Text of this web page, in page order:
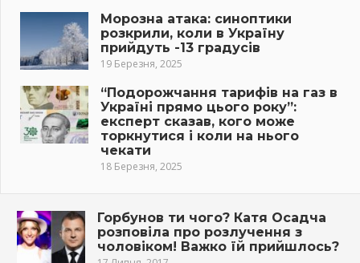
Морозна атака: синоптики
розкрили, коли в Україну
прийдуть -13 градусів
19 Березня, 2025
“Подорожчання тарифів на газ в
Україні прямо цього року”:
експерт сказав, кого може
торкнутися і коли на нього
чекати
18 Березня, 2025
Горбунов ти чого? Катя Осадча
розповіла про розлучення з
чоловіком! Важко їй прийшлось?